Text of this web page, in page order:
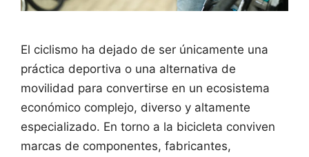
El ciclismo ha dejado de ser únicamente una
práctica deportiva o una alternativa de
movilidad para convertirse en un ecosistema
económico complejo, diverso y altamente
especializado. En torno a la bicicleta conviven
marcas de componentes, fabricantes,